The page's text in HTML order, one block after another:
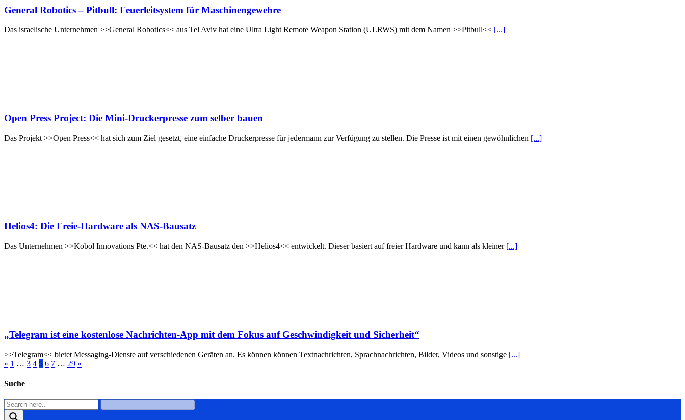
General Robotics – Pitbull: Feuerleitsystem für Maschinengewehre
Das israelische Unternehmen >>General Robotics<< aus Tel Aviv hat eine Ultra Light Remote Weapon Station (ULRWS) mit dem Namen >>Pitbull<< [...]
Open Press Project: Die Mini-Druckerpresse zum selber bauen
Das Projekt >>Open Press<< hat sich zum Ziel gesetzt, eine einfache Druckerpresse für jedermann zur Verfügung zu stellen. Die Presse ist mit einen gewöhnlichen [...]
Helios4: Die Freie-Hardware als NAS-Bausatz
Das Unternehmen >>Kobol Innovations Pte.<< hat den NAS-Bausatz den >>Helios4<< entwickelt. Dieser basiert auf freier Hardware und kann als kleiner [...]
„Telegram ist eine kostenlose Nachrichten-App mit dem Fokus auf Geschwindigkeit und Sicherheit“
>>Telegram<< bietet Messaging-Dienste auf verschiedenen Geräten an. Es können können Textnachrichten, Sprachnachrichten, Bilder, Videos und sonstige [...]
« 1 … 3 4 5 6 7 … 29 »
Suche